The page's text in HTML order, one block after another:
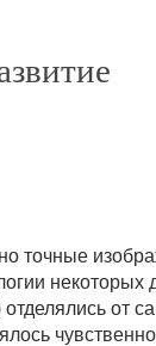
точные
некоторых
от